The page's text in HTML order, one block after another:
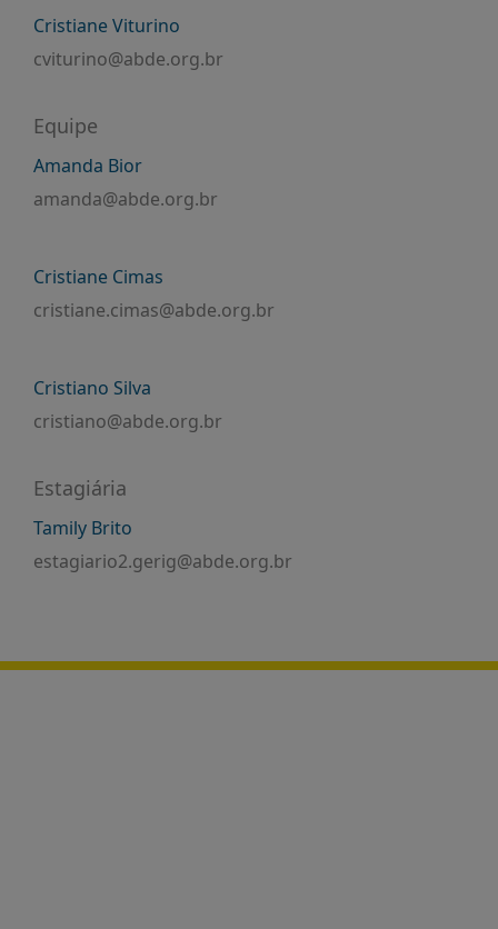
CURSOS
E
INSCRIÇÕES
MATERIAIS
DISPONÍVEIS
RUMOS
LIVROS
NOTÍCIAS
BID
PRÊMIO
ABDE
DE
Cristiane Viturino
cviturino@abde.org.br
Equipe
Amanda Bior
amanda@abde.org.br
Cristiane Cimas
cristiane.cimas@abde.org.br
Cristiano Silva
cristiano@abde.org.br
Estagiária
Tamily Brito
estagiario2.gerig@abde.org.br